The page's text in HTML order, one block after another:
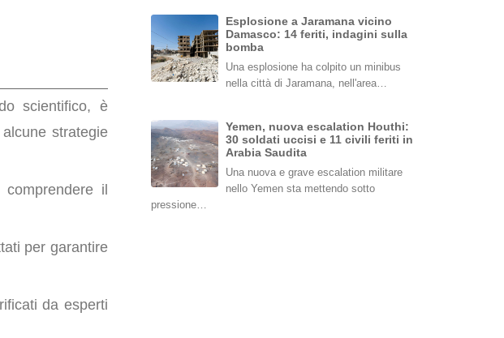
scientifico, è
strategie
il
per garantire
da esperti
Esplosione a Jaramana vicino
Damasco: 14 feriti, indagini sulla
bomba
Una esplosione ha colpito un minibus
nella città di Jaramana, nell'area…
Yemen, nuova escalation Houthi:
30 soldati uccisi e 11 civili feriti in
Arabia Saudita
Una nuova e grave escalation militare
nello Yemen sta mettendo sotto
pressione…